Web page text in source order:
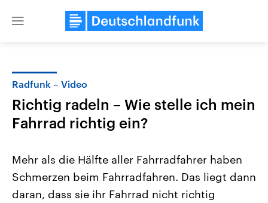
Close
Radfunk – Video
Richtig radeln – Wie stelle ich mein
Fahrrad richtig ein?
Mehr als die Hälfte aller Fahrradfahrer haben
Schmerzen beim Fahrradfahren. Das liegt dann
daran, dass sie ihr Fahrrad nicht richtig